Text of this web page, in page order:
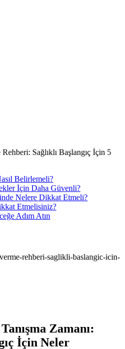
Sağlıklı Başlangıç İçin 5
Belirlemeli?
İçin Daha Güvenli?
Nelere Dikkat Etmeli?
Etmelisiniz?
Adım Atın
rehberi-saglikli-baslangic-icin-
Zamanı:
İçin Neler